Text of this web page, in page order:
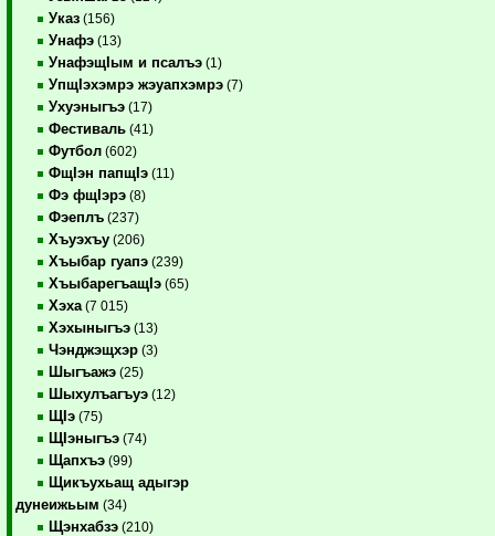
Указ (156)
Унафэ (13)
УнафэщIым и псалъэ (1)
УпщIэхэмрэ жэуапхэмрэ (7)
Ухуэныгъэ (17)
Фестиваль (41)
Футбол (602)
ФщIэн папщIэ (11)
Фэ фщIэрэ (8)
Фэеплъ (237)
Хъуэхъу (206)
Хъыбар гуапэ (239)
ХъыбарегъащIэ (65)
Хэха (7 015)
Хэхыныгъэ (13)
Чэнджэщхэр (3)
Шыгъажэ (25)
Шыхулъагъуэ (12)
ЩIэ (75)
ЩIэныгъэ (74)
Щапхъэ (99)
Щикъухьащ адыгэр
дунеижьым (34)
Щэнхабзэ (210)